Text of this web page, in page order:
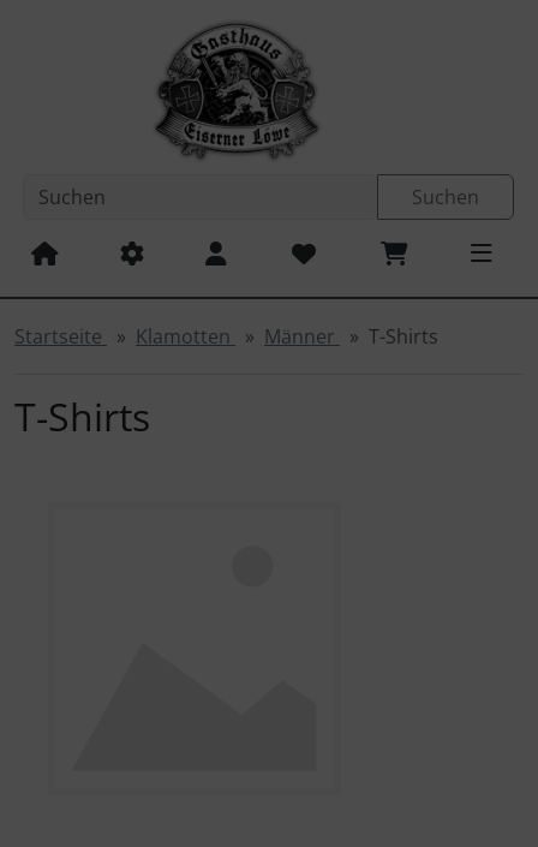
Springe zum Inhalt Springe zur Navigation
Suchen
Startseite Klamotten Männer T-Shirts
T-Shirts